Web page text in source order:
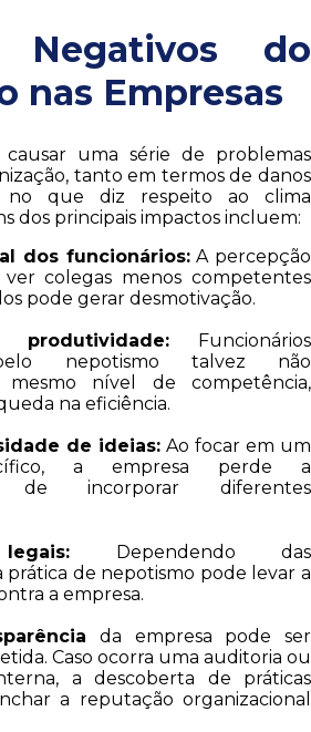
Negativos do
nas Empresas
uma série de problemas
tanto em termos de danos
no que diz respeito ao clima
dos principais impactos incluem:
dos funcionários:A percepção
colegas menos competentes
pode gerar desmotivação.
produtividade: Funcionários
nepotismo talvez não
nível de competência,
na eficiência.
de ideias: Ao focar em um
a empresa perde a
de incorporar diferentes
Dependendo das
prática de nepotismo pode levar a
a empresa.
da empresa pode ser
Caso ocorra uma auditoria ou
a descoberta de práticas
a reputação organizacional